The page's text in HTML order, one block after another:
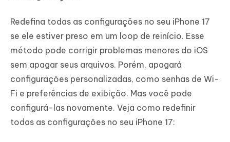
Redefina todas as configurações no seu iPhone 17
se ele estiver preso em um loop de reinício. Esse
método pode corrigir problemas menores do iOS
sem apagar seus arquivos. Porém, apagará
configurações personalizadas, como senhas de Wi-
Fi e preferências de exibição. Mas você pode
configurá-las novamente. Veja como redefinir
todas as configurações no seu iPhone 17: